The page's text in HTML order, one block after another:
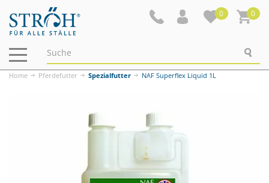
0 0
Navigation
ein-/ausblenden
Home Pferdefutter Spezialfutter NAF Superflex Liquid 1L